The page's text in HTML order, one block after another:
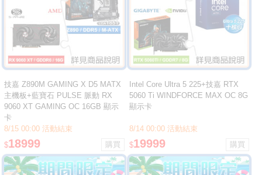
技嘉 Z890M GAMING X D5 MATX
主機板+藍寶石 PULSE 脈動 RX
9060 XT GAMING OC 16GB 顯示
卡
8/15 00:00 活動結束
$18999
Intel Core Ultra 5 225+技嘉 RTX
5060 Ti WINDFORCE MAX OC 8G
顯示卡
8/14 00:00 活動結束
$19999